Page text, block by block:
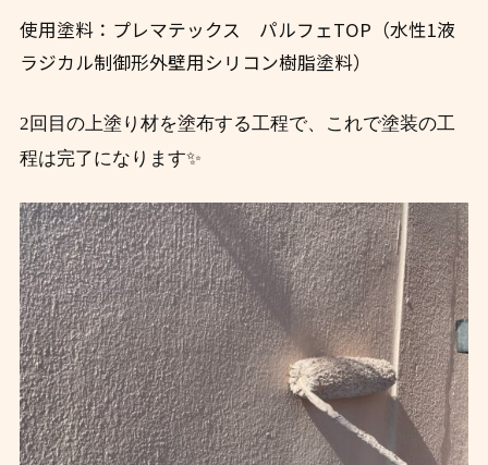
使用塗料：プレマテックス パルフェTOP（水性1液
ラジカル制御形外壁用シリコン樹脂塗料）
2回目の上塗り材を塗布する工程で、これで塗装の工
程は完了になります✨